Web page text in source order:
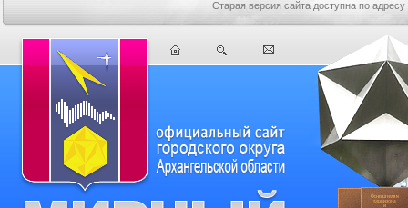
Старая версия сайта доступна по адресу